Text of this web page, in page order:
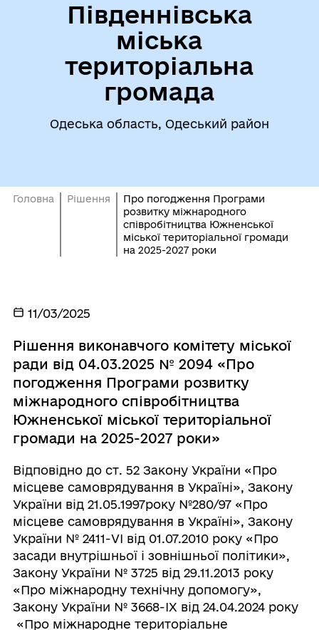
Південнівська
міська
територіальна
громада
Одеська область, Одеський район
Головна Рішення
Про погодження Програми
розвитку міжнародного
співробітництва Южненської
міської територіальної громади
на 2025-2027 роки
11/03/2025
Рішення виконавчого комітету міської
ради від 04.03.2025 № 2094 «Про
погодження Програми розвитку
міжнародного співробітництва
Южненської міської територіальної
громади на 2025-2027 роки»
Відповідно до ст. 52 Закону України «Про
місцеве самоврядування в Україні», Закону
України від 21.05.1997року №280/97 «Про
місцеве самоврядування в Україні», Закону
України № 2411-VI від 01.07.2010 року «Про
засади внутрішньої і зовнішньої політики»,
Закону України № 3725 від 29.11.2013 року
«Про міжнародну технічну допомогу»,
Закону України № 3668-IX від 24.04.2024 року
«Про міжнародне територіальне